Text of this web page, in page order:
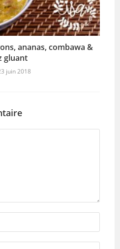
ananas, combawa &
gluant
juin 2018